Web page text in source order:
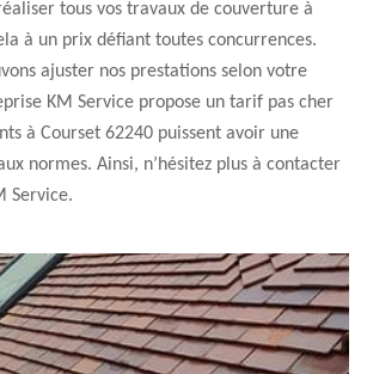
tous vos travaux de couverture à
à un prix défiant toutes concurrences.
ajuster nos prestations selon votre
KM Service propose un tarif pas cher
à Courset 62240 puissent avoir une
normes. Ainsi, n’hésitez plus à contacter
Service.